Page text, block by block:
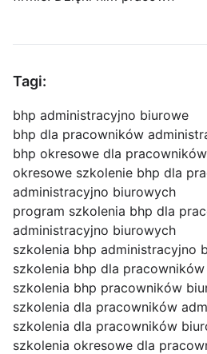
Tagi:
bhp administracyjno biurowe
bhp dla pracowników
bhp okresowe dla
okresowe szkolenie bhp dla
administracyjno biurowych
program szkolenia bhp dla
administracyjno biurowych
szkolenia bhp administracyjno
szkolenia bhp dla
szkolenia bhp pracowników
szkolenia dla pracowników
szkolenia dla pracowników
szkolenia okresowe dla